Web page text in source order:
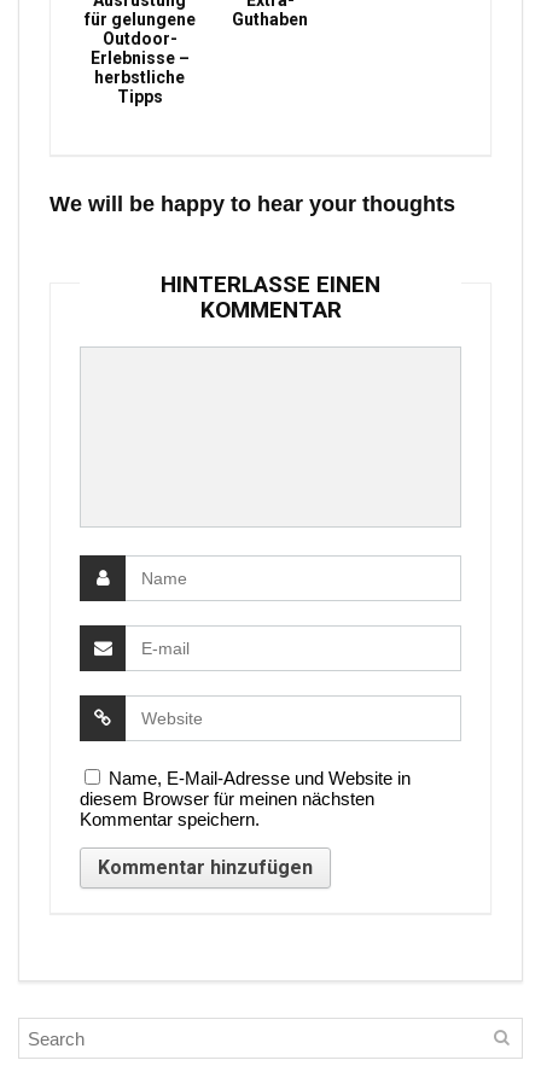
für gelungene
Outdoor-
Erlebnisse –
herbstliche
Tipps
Guthaben
We will be happy to hear your thoughts
HINTERLASSE EINEN
KOMMENTAR
Name, E-Mail-Adresse und Website in
diesem Browser für meinen nächsten
Kommentar speichern.